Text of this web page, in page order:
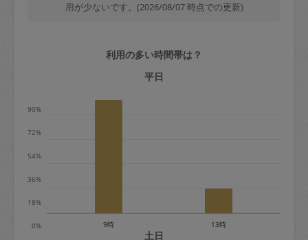
定期契約をキャンセルする場合、毎週定
期は月2回まで隔週定期は月1回までキャ
※キャンセル料金の設定について：
用が少ないです。(2026/08/07 時点での更新)
利用の多い時間帯は？
平日
0%
18%
36%
54%
72%
90%
9時 13時
土日